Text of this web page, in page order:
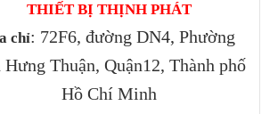
THIẾT BỊ THỊNH PHÁT
chỉ: 72F6, đường DN4, Phường
Hưng Thuận, Quận12, Thành phố
Hồ Chí Minh